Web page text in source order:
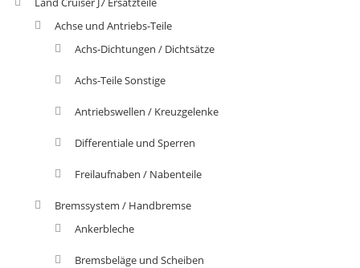
Achse und Antriebs-Teile
Achs-Dichtungen / Dichtsätze
Achs-Teile Sonstige
Antriebswellen / Kreuzgelenke
Differentiale und Sperren
Freilaufnaben / Nabenteile
Bremssystem / Handbremse
Ankerbleche
Bremsbeläge und Scheiben